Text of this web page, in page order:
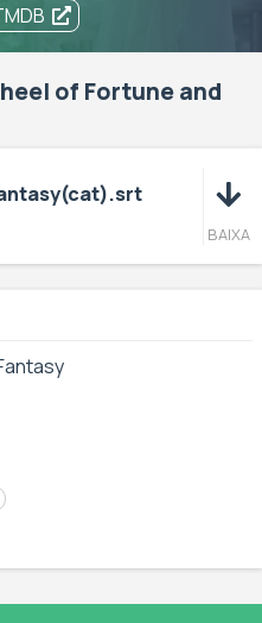
of Fortune and
Baixa
BAIXA